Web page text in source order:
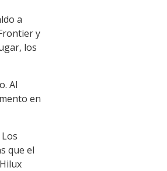
a
y
los
Al
en
que el